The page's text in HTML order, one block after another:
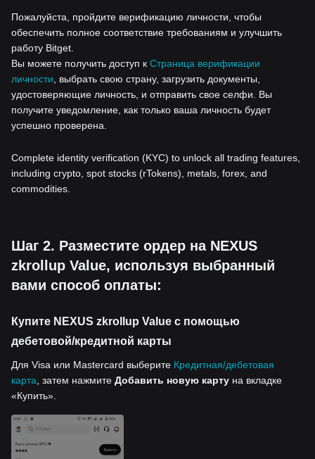
Пожалуйста, пройдите верификацию личности, чтобы
обеспечить полное соответствие требованиям и улучшить
работу Bitget.
Вы можете получить доступ к Страница верификации
личности , выбрать свою страну, загрузить документы,
удостоверяющие личность, и отправить свое селфи. Вы
получите уведомление, как только ваша личность будет
успешно проверена.
Complete identity verification (KYC) to unlock all trading features,
including crypto, spot stocks (rTokens), metals, forex, and
commodities.
Шаг 2. Разместите ордер на NEXUS
zkrollup Value, используя выбранный
вами способ оплаты:
Купите NEXUS zkrollup Value с помощью
дебетовой/кредитной карты
Для Visa или Mastercard выберите Кредитная/дебетовая
карта , затем нажмите Добавить новую карту на вкладке
«Купить».